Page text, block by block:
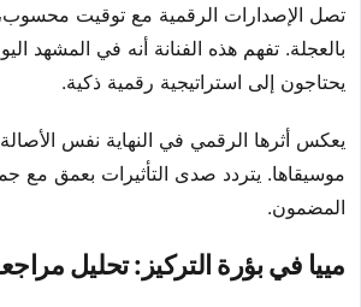
تصل الإصدارات الرقمية مع توقيت
بالعجلة. تفهم هذه الفنانة أنه في المشهد
يحتاجون إلى استراتيجية رقمية ذكية.
يعكس أثرها الرقمي في النهاية نفس
موسيقاها. يتردد صدى التأثيرات بعمق مع
المضمون.
مييا في بؤرة التركيز: تحليل